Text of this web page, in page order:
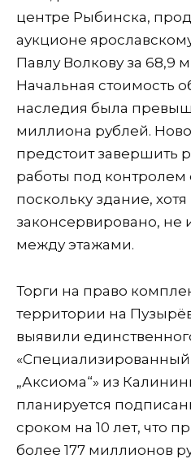
центре Рыбинска,
аукционе
Павлу Волкову за 68,9
Начальная стоимость
наследия была
миллиона рублей.
предстоит завершить
работы под контролем
поскольку здание,
законсервировано, не
между этажами.
Торги на право
территории на
выявили
„Аксиома“» из
планируется
сроком на 10 лет, что
более 177 миллионов